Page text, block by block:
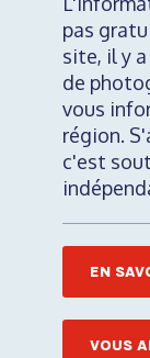
pas
site, il y
de
vous
région.
c'est
EN
VOUS